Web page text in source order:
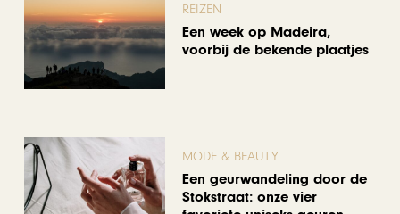
REIZEN
Een week op Madeira,
voorbij de bekende plaatjes
MODE & BEAUTY
Een geurwandeling door de
Stokstraat: onze vier